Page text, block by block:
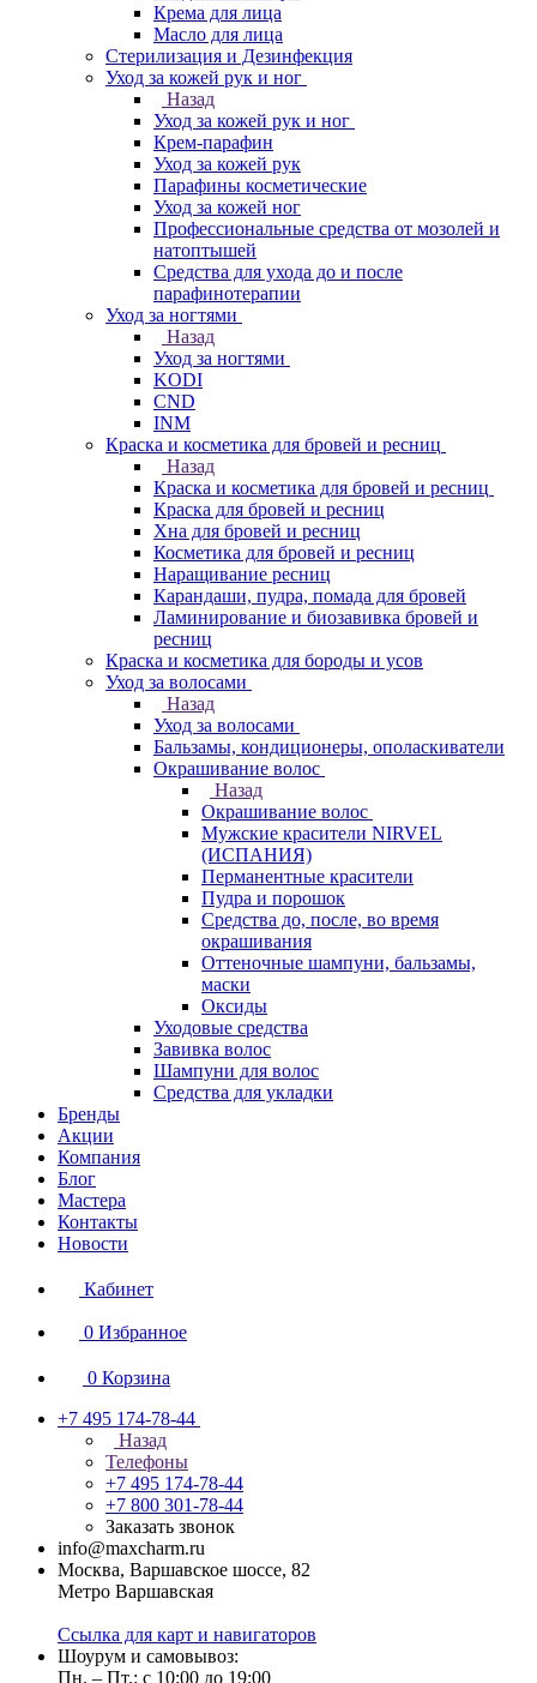
Крема для лица
Масло для лица
Стерилизация и Дезинфекция
Уход за кожей рук и ног
Назад
Уход за кожей рук и ног
Крем-парафин
Уход за кожей рук
Парафины косметические
Уход за кожей ног
Профессиональные средства от мозолей и
натоптышей
Средства для ухода до и после
парафинотерапии
Уход за ногтями
Назад
Уход за ногтями
KODI
CND
INM
Краска и косметика для бровей и ресниц
Назад
Краска и косметика для бровей и ресниц
Краска для бровей и ресниц
Хна для бровей и ресниц
Косметика для бровей и ресниц
Наращивание ресниц
Карандаши, пудра, помада для бровей
Ламинирование и биозавивка бровей и
ресниц
Краска и косметика для бороды и усов
Уход за волосами
Назад
Уход за волосами
Бальзамы, кондиционеры, ополаскиватели
Окрашивание волос
Назад
Окрашивание волос
Мужские красители NIRVEL
(ИСПАНИЯ)
Перманентные красители
Пудра и порошок
Средства до, после, во время
окрашивания
Оттеночные шампуни, бальзамы,
маски
Оксиды
Уходовые средства
Завивка волос
Шампуни для волос
Средства для укладки
Бренды
Акции
Компания
Блог
Мастера
Контакты
Новости
Кабинет
0 Избранное
0 Корзина
+7 495 174-78-44
Назад
Телефоны
+7 495 174-78-44
+7 800 301-78-44
Заказать звонок
info@maxcharm.ru
Москва, Варшавское шоссе, 82
Метро Варшавская
Ссылка для карт и навигаторов
Шоурум и самовывоз:
Пн. – Пт.: с 10:00 до 19:00